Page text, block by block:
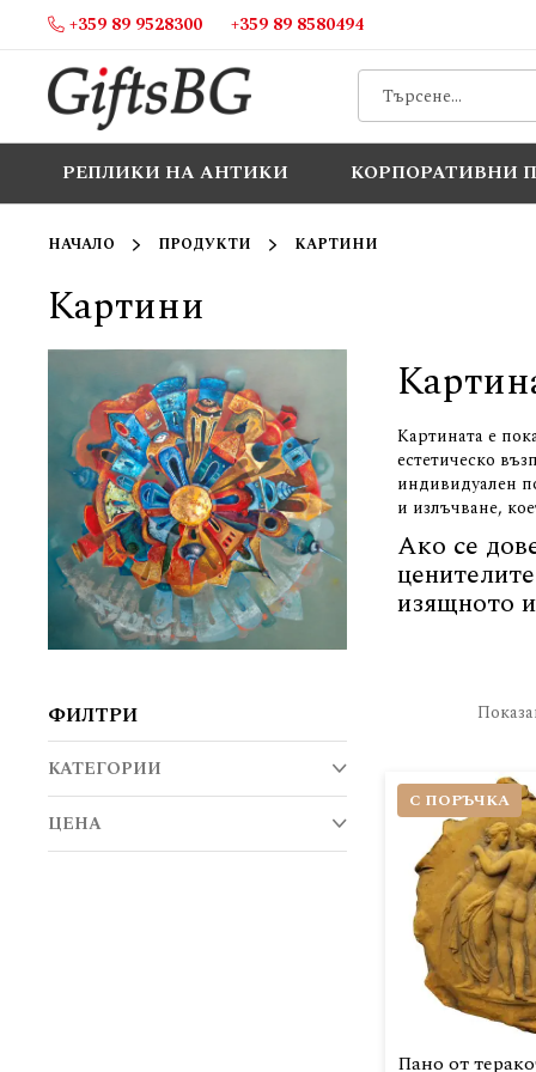
Прескачане
съдържанието
+359 89 9528300 +359 89 8580494
РЕПЛИКИ НА АНТИКИ КОРПОРАТИВНИ
НАЧАЛО ПРОДУКТИ КАРТИНИ
Картини
Картината е
естетическо
индивидуален
и излъчване,
Ако се
изящното
С ПОРЪЧКА
Пано от
Намерени
резултати
ФИЛТРИ
КАТЕГОРИИ
ЦЕНА